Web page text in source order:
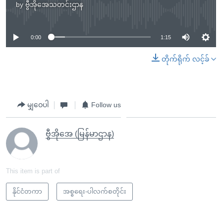
by ဗွီအိုအေသတင်းဌာန
No media source currently available
0:00 1:15
တိုက်ရိုက် လင့်ခ်
မျှဝေပါ Follow us
ဗွီအိုအေ (မြန်မာဌာန)
This item is part of
နိုင်ငံတကာ အစ္စရေး-ပါလက်စတိုင်း